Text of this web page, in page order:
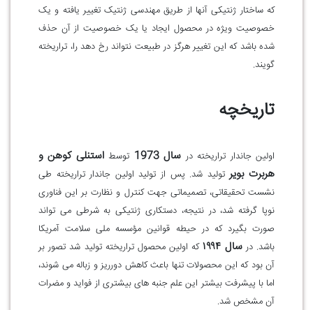
که ساختار ژنتیکی آنها از طریق مهندسی ژنتیک تغییر یافته و یک
خصوصیت ویژه در محصول ایجاد یا یک خصوصیت از آن حذف
شده باشد که این تغییر هرگز در طبیعت نتواند رخ دهد را، تراریخته
گویند.
تاریخچه
اولین جاندار تراریخته در سال 1973 توسط استنلی کوهن و
هربرت بویر تولید شد. پس از تولید اولین جاندار تراریخته طی
نشست تحقیقاتی، تصمیماتی جهت کنترل و نظارت بر این فناوری
نوپا گرفته شد، در نتیجه، دستکاری ژنتیکی به شرطی می تواند
صورت بگیرد که در حیطه قوانین مؤسسه ملی سلامت آمریکا
باشد. درسال ۱۹۹۴که اولین محصول تراریخته تولید شد تصور بر
آن بود که این محصولات تنها باعث کاهش دورریز و زباله می شوند،
اما با پیشرفت بیشتر این علم جنبه های بیشتری از فواید و مضرات
آن مشخص شد.